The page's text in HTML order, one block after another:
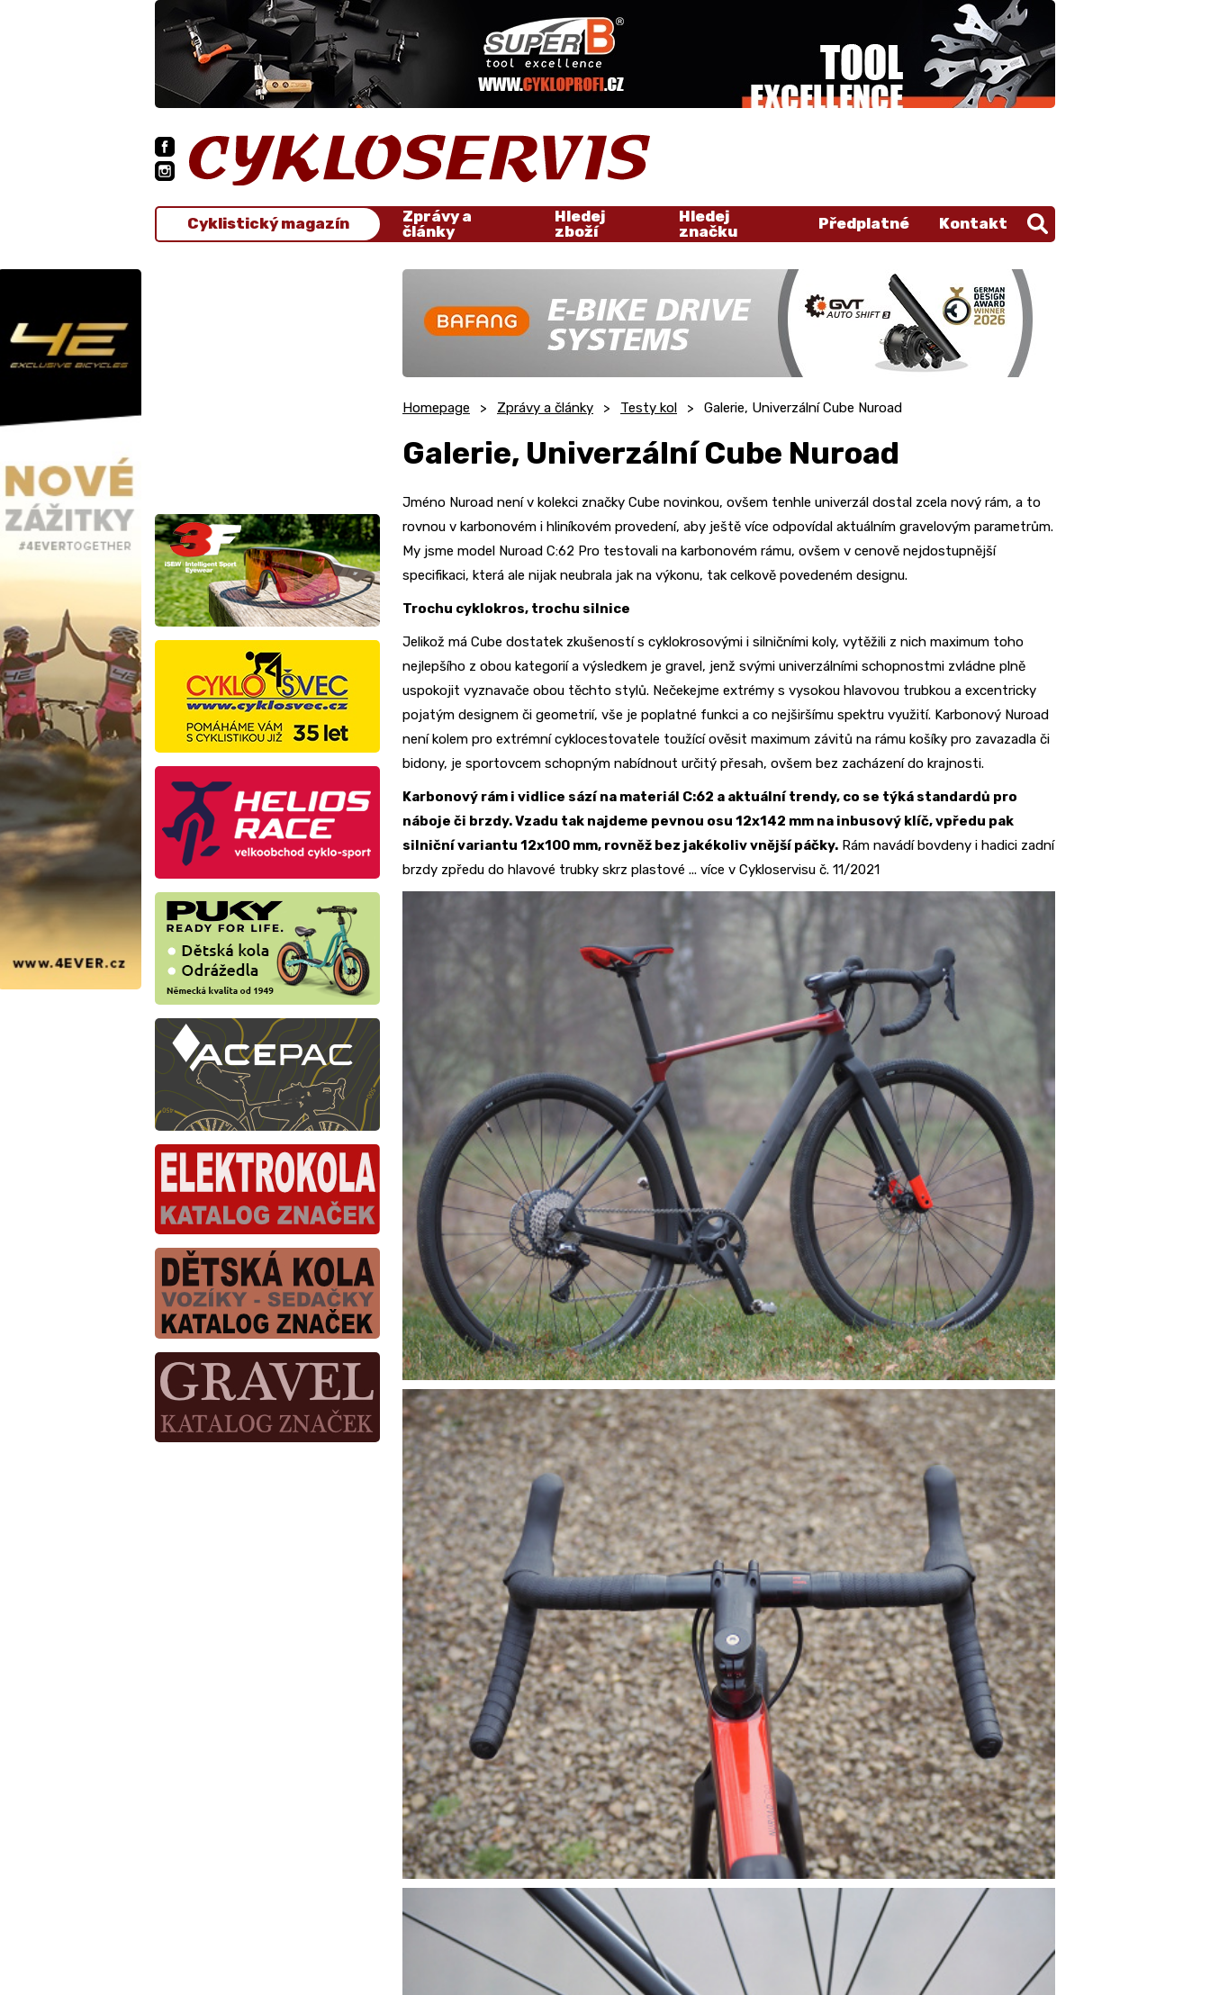
Cyklistický magazín
Zprávy a
články
Hledej
zboží
Hledej
značku
Předplatné Kontakt
Homepage Zprávy a články Testy kol Galerie, Univerzální Cube Nuroad
Galerie, Univerzální Cube Nuroad
Jméno Nuroad není v kolekci značky Cube novinkou, ovšem tenhle univerzál dostal zcela nový rám, a to
rovnou v karbonovém i hliníkovém provedení, aby ještě více odpovídal aktuálním gravelovým parametrům.
My jsme model Nuroad C:62 Pro testovali na karbonovém rámu, ovšem v cenově nejdostupnější
specifikaci, která ale nijak neubrala jak na výkonu, tak celkově povedeném designu.
Trochu cyklokros, trochu silnice
Jelikož má Cube dostatek zkušeností s cyklokrosovými i silničními koly, vytěžili z nich maximum toho
nejlepšího z obou kategorií a výsledkem je gravel, jenž svými univerzálními schopnostmi zvládne plně
uspokojit vyznavače obou těchto stylů. Nečekejme extrémy s vysokou hlavovou trubkou a excentricky
pojatým designem či geometrií, vše je poplatné funkci a co nejširšímu spektru využití. Karbonový Nuroad
není kolem pro extrémní cyklocestovatele toužící ověsit maximum závitů na rámu košíky pro zavazadla či
bidony, je sportovcem schopným nabídnout určitý přesah, ovšem bez zacházení do krajnosti.
Karbonový rám i vidlice sází na materiál C:62 a aktuální trendy, co se týká standardů pro
náboje či brzdy. Vzadu tak najdeme pevnou osu 12x142 mm na inbusový klíč, vpředu pak
silniční variantu 12x100 mm, rovněž bez jakékoliv vnější páčky. Rám navádí bovdeny i hadici zadní
brzdy zpředu do hlavové trubky skrz plastové ... více v Cykloservisu č. 11/2021